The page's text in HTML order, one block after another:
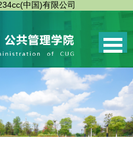
中国)有限公司